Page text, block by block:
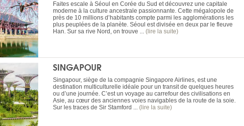
Faites escale à Séoul en Corée du Sud et découvrez une capitale
moderne à la culture ancestrale passionnante. Cette mégalopole de
près de 10 millions d’habitants compte parmi les agglomérations les
plus peuplées de la planète. Séoul est divisée en deux par le fleuve
Han. Sur sa rive Nord, on trouve ... (lire la suite)
SINGAPOUR
Singapour, siège de la compagnie Singapore Airlines, est une
destination multiculturelle idéale pour un transit de quelques heures
ou d’une journée. C’est un voyage au carrefour des civilisations en
Asie, au cœur des anciennes voies navigables de la route de la soie.
Sur les traces de Sir Stamford ... (lire la suite)